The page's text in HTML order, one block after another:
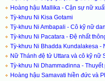
Hoàng hậu Mallika - Cận sự nữ
Tỳ-khưu Ni Kisa Gotami
Tỳ-khưu Ni Ambapali - Cô kỹ nữ
Tỳ-khưu Ni Pacatara - Đệ nhất
Tỳ-khưu Ni Bhadda Kundalakesa -
Nữ Thánh đệ tử Uttara và cô kỹ nữ
Tỳ-khưu Ni Dhammadinna - Thuyết
Hoàng hậu Samavati hiền đức và